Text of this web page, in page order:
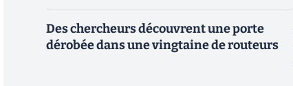
Des chercheurs découvrent une porte
dérobée dans une vingtaine de routeurs